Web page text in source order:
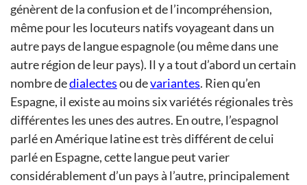
génèrent de la confusion et de l’incompréhension,
même pour les locuteurs natifs voyageant dans un
autre pays de langue espagnole (ou même dans une
autre région de leur pays). Il y a tout d’abord un certain
nombre dedialectesou devariantes. Rien qu’en
Espagne, il existe au moins six variétés régionales très
différentes les unes des autres. En outre, l’espagnol
parlé en Amérique latine est très différent de celui
parlé en Espagne, cette langue peut varier
considérablement d’un pays à l’autre, principalement